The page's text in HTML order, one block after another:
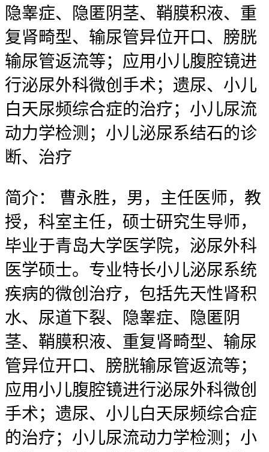
隐睾症、隐匿阴茎、鞘膜积液、重
复肾畸型、输尿管异位开口、膀胱
输尿管返流等；应用小儿腹腔镜进
行泌尿外科微创手术；遗尿、小儿
白天尿频综合症的治疗；小儿尿流
动力学检测；小儿泌尿系结石的诊
断、治疗
简介：
曹永胜，男，主任医师，教
授，科室主任，硕士研究生导师，
毕业于青岛大学医学院，泌尿外科
医学硕士。专业特长小儿泌尿系统
疾病的微创治疗，包括先天性肾积
水、尿道下裂、隐睾症、隐匿阴
茎、鞘膜积液、重复肾畸型、输尿
管异位开口、膀胱输尿管返流等；
应用小儿腹腔镜进行泌尿外科微创
手术；遗尿、小儿白天尿频综合症
的治疗；小儿尿流动力学检测；小